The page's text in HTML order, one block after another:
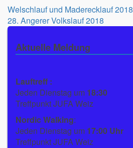
Beitragsnavigation
Welschlauf und Maderecklauf 2018
28. Angerer Volkslauf 2018
Aktuelle Meldung
Lauftreff :
Jeden Dienstag um 18:30
Treffpunkt JUFA Weiz
Nordic Walking:
Jeden Dienstag um 17:00 Uhr
Treffpunkt JUFA Weiz